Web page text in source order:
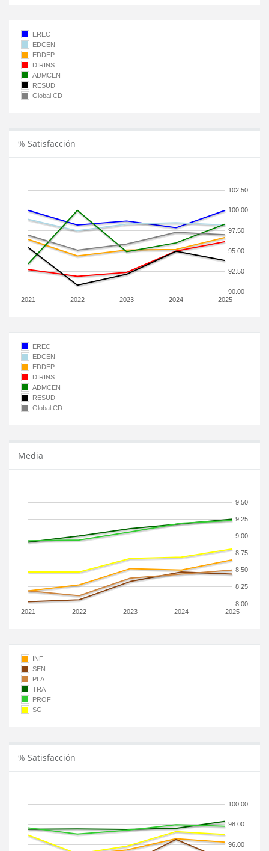
EREC
EDCEN
EDDEP
DIRINS
ADMCEN
RESUD
Global CD
% Satisfacción
2021 2022 2023 2024 2025
90.00
92.50
95.00
97.50
100.00
102.50
EREC
EDCEN
EDDEP
DIRINS
ADMCEN
RESUD
Global CD
Media
2021 2022 2023 2024 2025
8.00
8.25
8.50
8.75
9.00
9.25
9.50
INF
SEN
PLA
TRA
PROF
SG
% Satisfacción
96.00
98.00
100.00